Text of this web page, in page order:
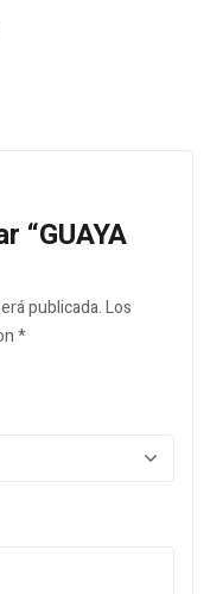
“GUAYA
publicada.Los
*